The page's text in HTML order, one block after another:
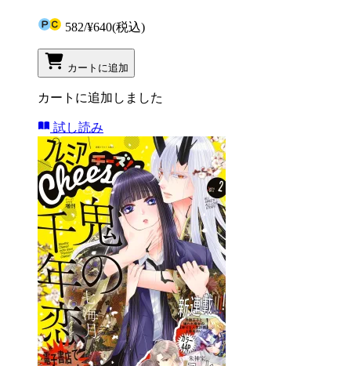
582/¥640(税込)
カートに追加
カートに追加しました
試し読み